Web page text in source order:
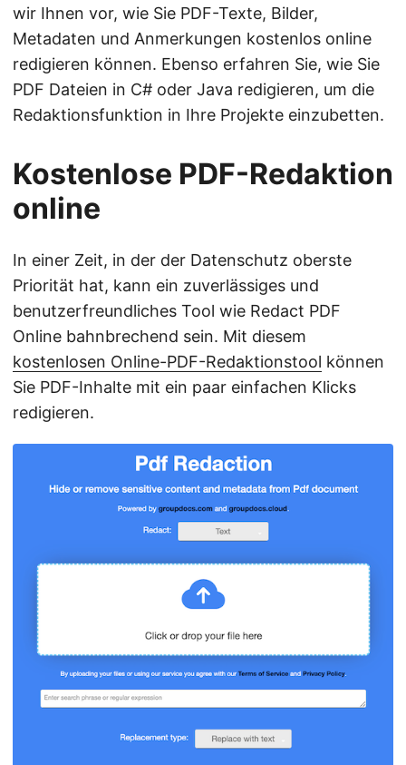
wir Ihnen vor, wie Sie PDF-Texte, Bilder,
Metadaten und Anmerkungen kostenlos online
redigieren können. Ebenso erfahren Sie, wie Sie
PDF Dateien in C# oder Java redigieren, um die
Redaktionsfunktion in Ihre Projekte einzubetten.
Kostenlose PDF-Redaktion
online
In einer Zeit, in der der Datenschutz oberste
Priorität hat, kann ein zuverlässiges und
benutzerfreundliches Tool wie Redact PDF
Online bahnbrechend sein. Mit diesem
kostenlosen Online-PDF-Redaktionstool können
Sie PDF-Inhalte mit ein paar einfachen Klicks
redigieren.